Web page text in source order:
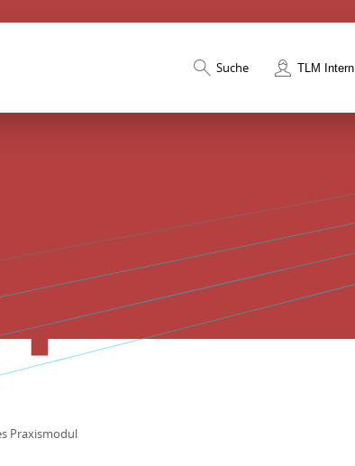
Suche TLM Intern
Praxismodul